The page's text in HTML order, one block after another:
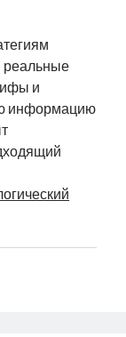
реальные
и
информацию